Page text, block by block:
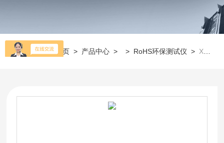
当前位置： 首页 > 产品中心 > > RoHS环保测试仪 > X荧光ROHS检测仪